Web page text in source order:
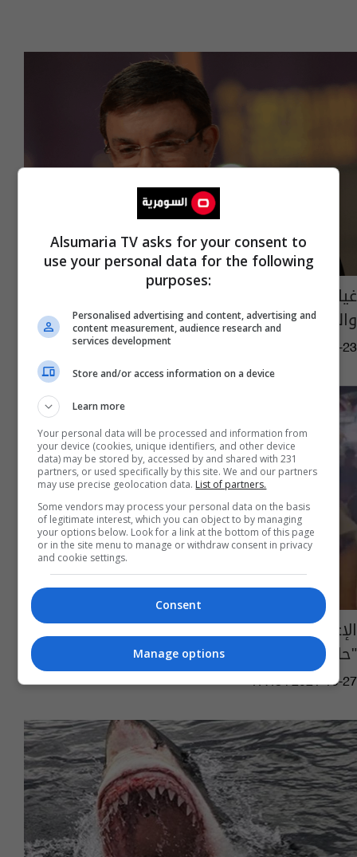
غياب الابن الوحيد للفنان سمير صبري عن جنازة
والده
07:20 | 2022-05-23
الإعلام الأمني توضح بشأن ما أشيع عن انتشار
"حالة شاذة"
17:48 | 2021-10-27
Alsumaria TV asks for your consent to
use your personal data for the following
purposes:
Personalised advertising and content, advertising and
content measurement, audience research and
services development
Store and/or access information on a device
Learn more
Your personal data will be processed and information from
your device (cookies, unique identifiers, and other device
data) may be stored by, accessed by and shared with 231
partners, or used specifically by this site. We and our partners
may use precise geolocation data. List of partners.
Some vendors may process your personal data on the basis
of legitimate interest, which you can object to by managing
your options below. Look for a link at the bottom of this page
or in the site menu to manage or withdraw consent in privacy
and cookie settings.
Consent
Manage options